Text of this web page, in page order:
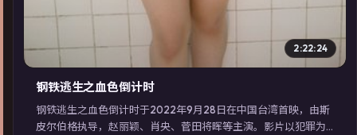
2:22:24
钢铁逃生之血色倒计时
钢铁逃生之血色倒计时于2022年9月28日在中国台湾首映，由斯
皮尔伯格执导，赵丽颖、肖央、菅田将晖等主演。影片以犯罪为